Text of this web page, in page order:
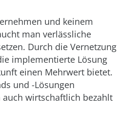
und keinem
man verlässliche
Durch die Vernetzung
implementierte Lösung
einen Mehrwert bietet.
und -Lösungen
wirtschaftlich bezahlt